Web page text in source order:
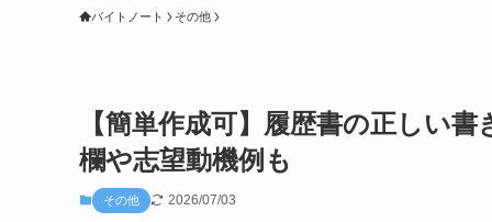
バイトノート その他
【簡単作成可】履歴書の正しい
欄や志望動機例も
その他 2026/07/03